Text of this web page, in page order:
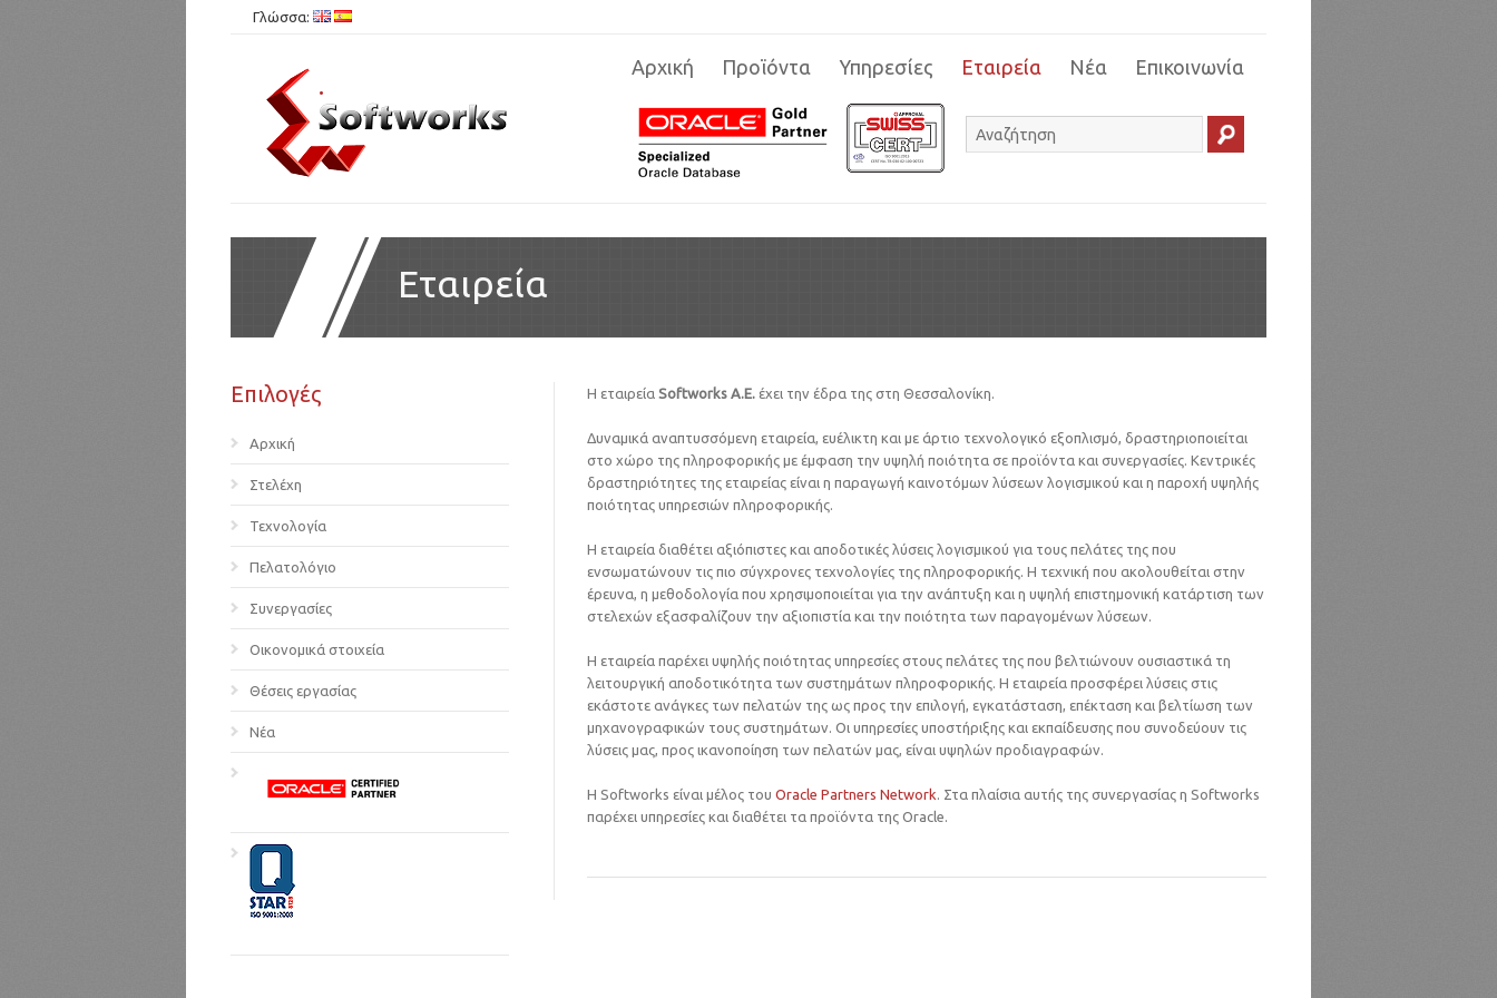
.
Αρχική Προϊόντα Υπηρεσίες Εταιρεία Νέα Επικοινωνία
Εταιρεία
Επιλογές
Αρχική
Στελέχη
Τεχνολογία
Πελατολόγιο
Συνεργασίες
Οικονομικά στοιχεία
Θέσεις εργασίας
Νέα
Η εταιρεία Softworks Α.Ε. έχει την έδρα της στη Θεσσαλονίκη.
Δυναμικά αναπτυσσόμενη εταιρεία, ευέλικτη και με άρτιο τεχνολογικό εξοπλισμό, δραστηριοποιείται
στο χώρο της πληροφορικής με έμφαση την υψηλή ποιότητα σε προϊόντα και συνεργασίες. Κεντρικές
δραστηριότητες της εταιρείας είναι η παραγωγή καινοτόμων λύσεων λογισμικού και η παροχή υψηλής
ποιότητας υπηρεσιών πληροφορικής.
Η εταιρεία διαθέτει αξιόπιστες και αποδοτικές λύσεις λογισμικού για τους πελάτες της που
ενσωματώνουν τις πιο σύγχρονες τεχνολογίες της πληροφορικής. Η τεχνική που ακολουθείται στην
έρευνα, η μεθοδολογία που χρησιμοποιείται για την ανάπτυξη και η υψηλή επιστημονική κατάρτιση των
στελεχών εξασφαλίζουν την αξιοπιστία και την ποιότητα των παραγομένων λύσεων.
Η εταιρεία παρέχει υψηλής ποιότητας υπηρεσίες στους πελάτες της που βελτιώνουν ουσιαστικά τη
λειτουργική αποδοτικότητα των συστημάτων πληροφορικής. Η εταιρεία προσφέρει λύσεις στις
εκάστοτε ανάγκες των πελατών της ως προς την επιλογή, εγκατάσταση, επέκταση και βελτίωση των
μηχανογραφικών τους συστημάτων. Οι υπηρεσίες υποστήριξης και εκπαίδευσης που συνοδεύουν τις
λύσεις μας, προς ικανοποίηση των πελατών μας, είναι υψηλών προδιαγραφών.
Η Softworks είναι μέλος του Oracle Partners Network. Στα πλαίσια αυτής της συνεργασίας η Softworks
παρέχει υπηρεσίες και διαθέτει τα προϊόντα της Oracle.
Γλώσσα: